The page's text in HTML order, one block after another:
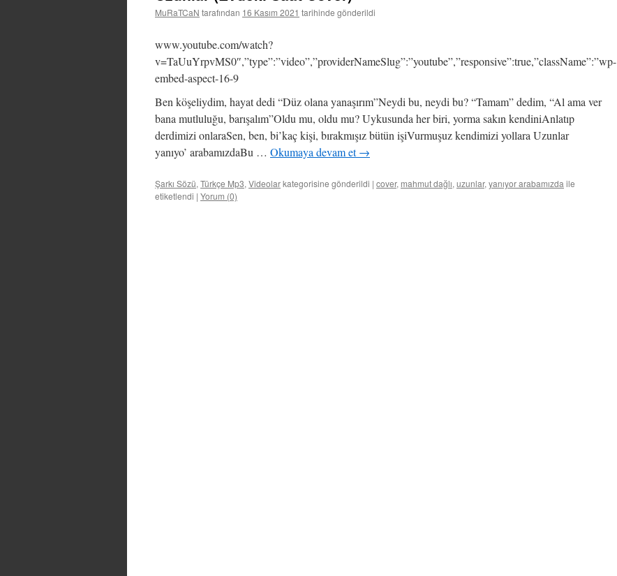
MuRaTCaN tarafından 16 Kasım 2021 tarihinde gönderildi
www.youtube.com/watch?
v=TaUuYrpvMS0″,”type”:”video”,”providerNameSlug”:”youtube”,”responsive”:true,”className”:”wp-
embed-aspect-16-9
Ben köşeliydim, hayat dedi “Düz olana yanaşırım”Neydi bu, neydi bu? “Tamam” dedim, “Al ama ver
bana mutluluğu, barışalım”Oldu mu, oldu mu? Uykusunda her biri, yorma sakın kendiniAnlatıp
derdimizi onlaraSen, ben, bi’kaç kişi, bırakmışız bütün işiVurmuşuz kendimizi yollara Uzunlar
yanıyo’ arabamızdaBu … Okumaya devam et→
Şarkı Sözü, Türkçe Mp3, Videolarkategorisine gönderildi | cover, mahmut dağlı, uzunlar, yanıyor arabamızda ile
etiketlendi | Yorum (0)